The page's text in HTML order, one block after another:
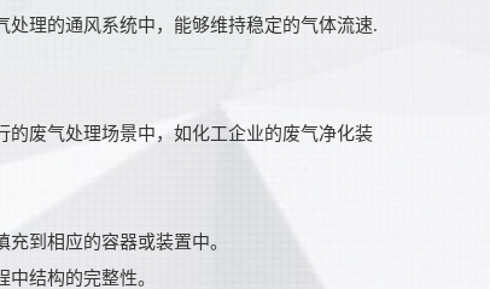
理的通风系统中，能够维持稳定的气体流速.
废气处理场景中，如化工企业的废气净化装
到相应的容器或装置中。
结构的完整性。